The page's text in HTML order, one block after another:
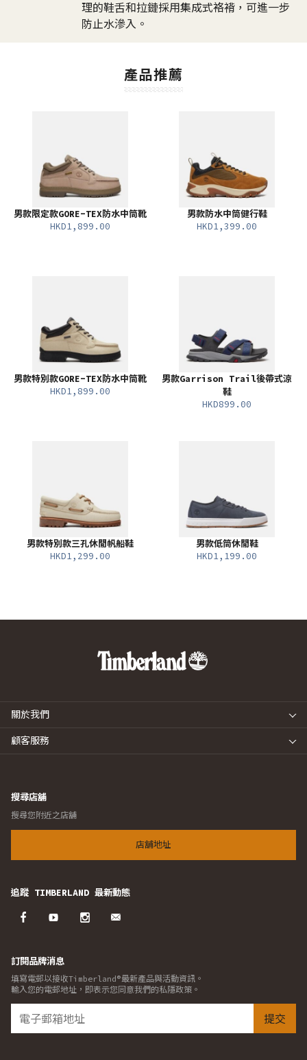
理的鞋舌和拉鏈採用集成式袼褙，可進一步
防止水滲入。
產品推薦
男款限定款GORE-TEX防水中筒靴
HKD1,899.00
男款防水中筒健行鞋
HKD1,399.00
男款特別款GORE-TEX防水中筒靴
HKD1,899.00
男款Garrison Trail後帶式涼
鞋
HKD899.00
男款特別款三孔休閒帆船鞋
HKD1,299.00
男款低筒休閒鞋
HKD1,199.00
關於我們
顧客服務
搜尋店舖
搜尋您附近之店舖
店舖地址
追蹤 TIMBERLAND 最新動態
訂閱品牌消息
填寫電郵以接收Timberland®最新產品與活動資訊。
輸入您的電郵地址，即表示您同意我們的私隱政策。
提交